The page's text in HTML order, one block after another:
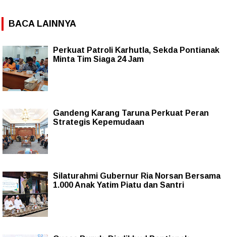
BACA LAINNYA
Perkuat Patroli Karhutla, Sekda Pontianak
Minta Tim Siaga 24 Jam
Gandeng Karang Taruna Perkuat Peran
Strategis Kepemudaan
Silaturahmi Gubernur Ria Norsan Bersama
1.000 Anak Yatim Piatu dan Santri